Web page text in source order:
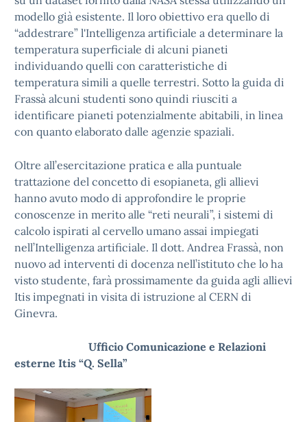
modello già esistente. Il loro obiettivo era quello di
“addestrare” l'Intelligenza artificiale a determinare la
temperatura superficiale di alcuni pianeti
individuando quelli con caratteristiche di
temperatura simili a quelle terrestri. Sotto la guida di
Frassà alcuni studenti sono quindi riusciti a
identificare pianeti potenzialmente abitabili, in linea
con quanto elaborato dalle agenzie spaziali.
Oltre all’esercitazione pratica e alla puntuale
trattazione del concetto di esopianeta, gli allievi
hanno avuto modo di approfondire le proprie
conoscenze in merito alle “reti neurali”, i sistemi di
calcolo ispirati al cervello umano assai impiegati
nell’Intelligenza artificiale. Il dott. Andrea Frassà, non
nuovo ad interventi di docenza nell’istituto che lo ha
visto studente, farà prossimamente da guida agli allievi
Itis impegnati in visita di istruzione al CERN di
Ginevra.
Ufficio Comunicazione e Relazioni
esterne Itis “Q. Sella”